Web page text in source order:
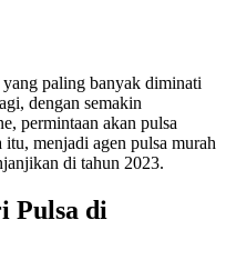
paling banyak diminati
dengan semakin
permintaan akan pulsa
menjadi agen pulsa murah
di tahun 2023.
Pulsa di